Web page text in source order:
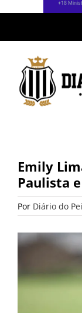
conteúdo
Emily
Paulista
Por Diário do